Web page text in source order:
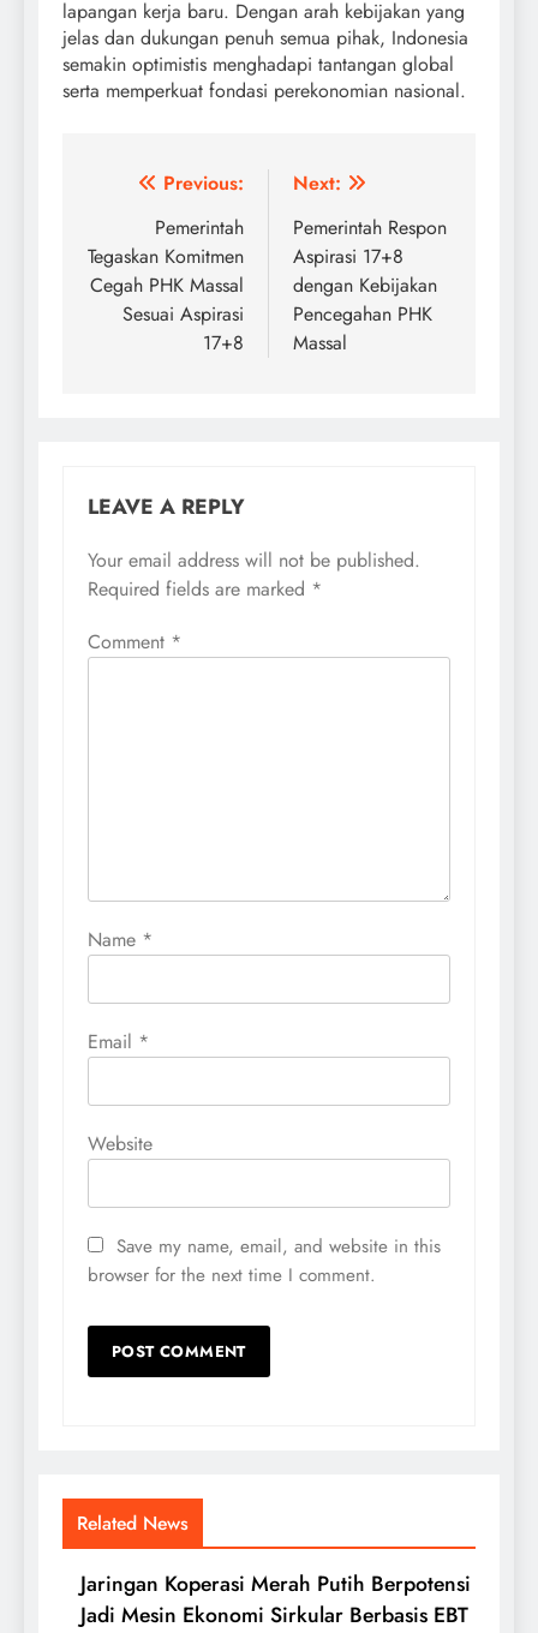
lapangan kerja baru. Dengan arah kebijakan yang
jelas dan dukungan penuh semua pihak, Indonesia
semakin optimistis menghadapi tantangan global
serta memperkuat fondasi perekonomian nasional.
Post
navigation
Previous:
Pemerintah
Tegaskan Komitmen
Cegah PHK Massal
Sesuai Aspirasi
17+8
Next:
Pemerintah Respon
Aspirasi 17+8
dengan Kebijakan
Pencegahan PHK
Massal
LEAVE A REPLY
Your email address will not be published.
Required fields are marked *
Comment *
Name *
Email *
Website
Save my name, email, and website in this
browser for the next time I comment.
Related News
Jaringan Koperasi Merah Putih Berpotensi
Jadi Mesin Ekonomi Sirkular Berbasis EBT